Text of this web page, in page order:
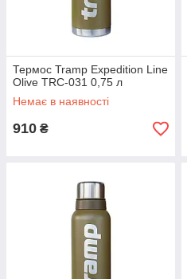
Термос Tramp Expedition Line
Olive TRC-031 0,75 л
Немає в наявності
910 ₴